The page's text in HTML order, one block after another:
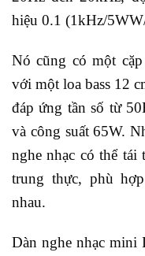
hiệu 0.1 (1kHz/
Nó cũng có một
với một loa bass 12
đáp ứng tần số từ
và công suất 65W.
nghe nhạc có thể tái
trung thực, phù
nhau.
Dàn nghe nhạc